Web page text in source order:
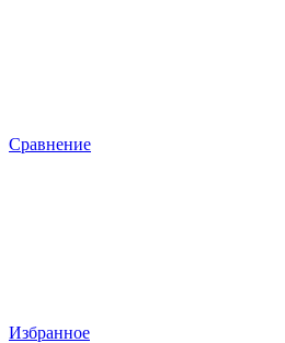
Сравнение
Избранное